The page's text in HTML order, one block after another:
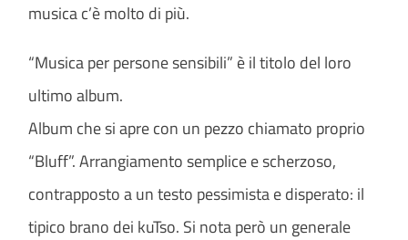
musica c’è molto di più.
“Musica per persone sensibili” è il titolo del loro
ultimo album.
Album che si apre con un pezzo chiamato proprio
“Bluff”. Arrangiamento semplice e scherzoso,
contrapposto a un testo pessimista e disperato: il
tipico brano dei kuTso. Si nota però un generale